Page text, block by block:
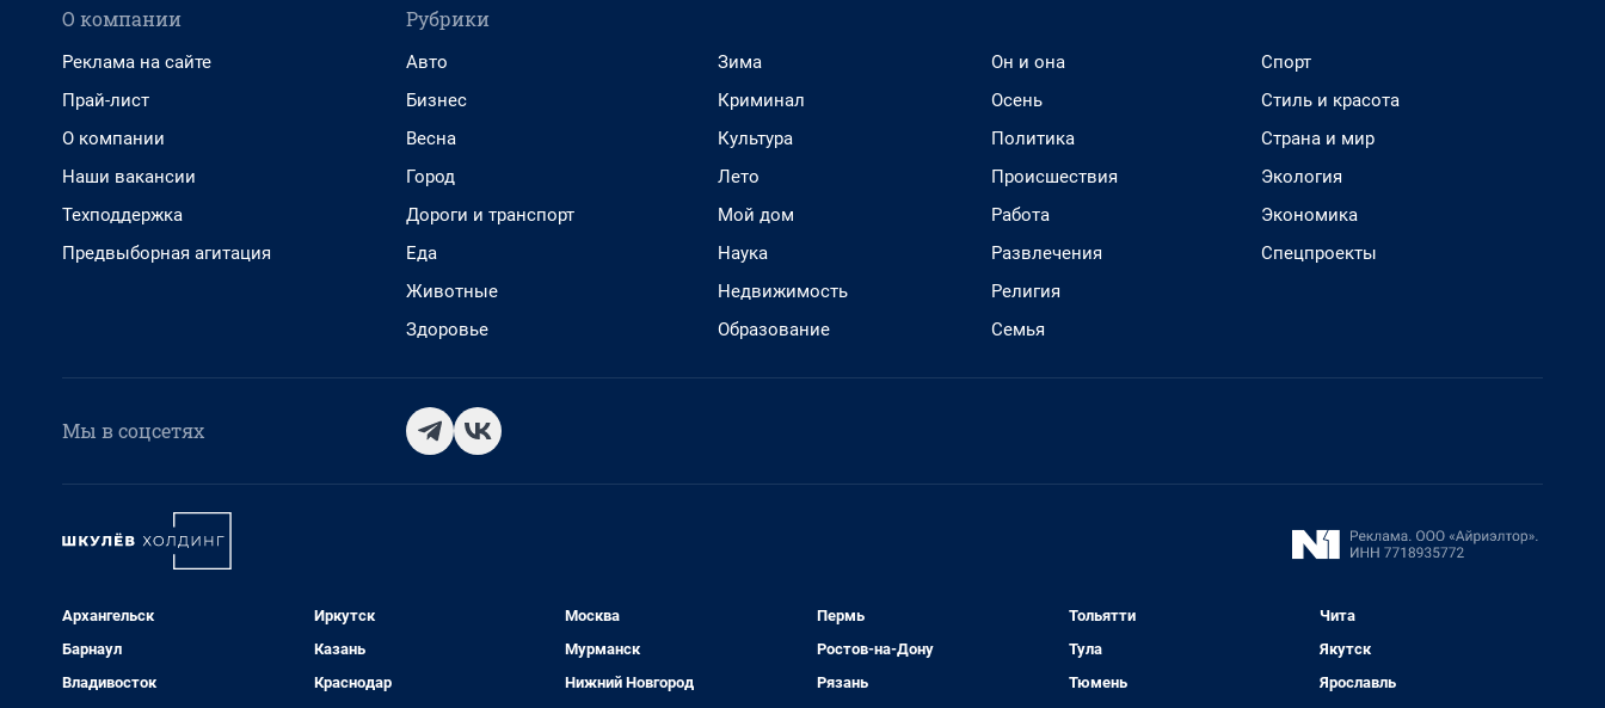
О компании
Реклама на сайте
Прай-лист
О компании
Наши вакансии
Техподдержка
Предвыборная агитация
Рубрики
Авто
Бизнес
Весна
Город
Дороги и транспорт
Еда
Животные
Здоровье
Зима
Криминал
Культура
Лето
Мой дом
Наука
Недвижимость
Образование
Он и она
Осень
Политика
Происшествия
Работа
Развлечения
Религия
Семья
Спорт
Стиль и красота
Страна и мир
Экология
Экономика
Спецпроекты
Мы в соцсетях
Архангельск
Барнаул
Владивосток
Иркутск
Казань
Краснодар
Москва
Мурманск
Нижний Новгород
Пермь
Ростов-на-Дону
Рязань
Тольятти
Тула
Тюмень
Чита
Якутск
Ярославль